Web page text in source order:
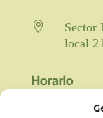

Sector
local
Horario